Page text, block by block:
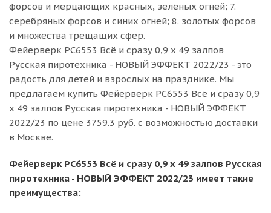
форсов и мерцающих красных, зелёных огней; 7.
серебряных форсов и синих огней; 8. золотых форсов
и множества трещащих сфер.
Фейерверк РС6553 Всё и сразу 0,9 х 49 залпов
Русская пиротехника - НОВЫЙ ЭФФЕКТ 2022/23 - это
радость для детей и взрослых на празднике. Мы
предлагаем купить Фейерверк РС6553 Всё и сразу 0,9
х 49 залпов Русская пиротехника - НОВЫЙ ЭФФЕКТ
2022/23 по цене 3759.3 руб. с возможностью доставки
в Москве.
Фейерверк РС6553 Всё и сразу 0,9 х 49 залпов Русская
пиротехника - НОВЫЙ ЭФФЕКТ 2022/23 имеет такие
преимущества: